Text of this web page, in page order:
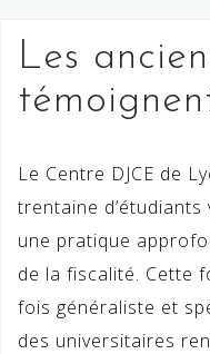
Les
Le Centre DJCE de
trentaine
une pratique
de la fiscalité. Cette
fois généraliste et
des universitaires